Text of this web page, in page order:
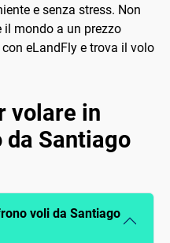
e senza stress. Non
il mondo a un prezzo
eLandFly e trova il volo
volare in
da Santiago
voli da Santiago